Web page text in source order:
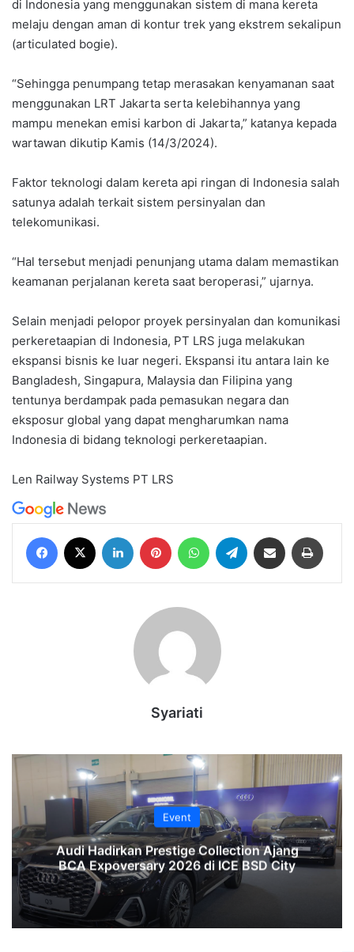
di Indonesia yang menggunakan sistem di mana kereta
melaju dengan aman di kontur trek yang ekstrem sekalipun
(articulated bogie).
“Sehingga penumpang tetap merasakan kenyamanan saat
menggunakan LRT Jakarta serta kelebihannya yang
mampu menekan emisi karbon di Jakarta,” katanya kepada
wartawan dikutip Kamis (14/3/2024).
Faktor teknologi dalam kereta api ringan di Indonesia salah
satunya adalah terkait sistem persinyalan dan
telekomunikasi.
“Hal tersebut menjadi penunjang utama dalam memastikan
keamanan perjalanan kereta saat beroperasi,” ujarnya.
Selain menjadi pelopor proyek persinyalan dan komunikasi
perkeretaapian di Indonesia, PT LRS juga melakukan
ekspansi bisnis ke luar negeri. Ekspansi itu antara lain ke
Bangladesh, Singapura, Malaysia dan Filipina yang
tentunya berdampak pada pemasukan negara dan
eksposur global yang dapat mengharumkan nama
Indonesia di bidang teknologi perkeretaapian.
Len Railway Systems PT LRS
Facebook LinkedIn Pinterest WhatsAppTelegram Share via Email
Syariati
Event
Audi Hadirkan Prestige Collection Ajang
BCA Expoversary 2026 di ICE BSD City